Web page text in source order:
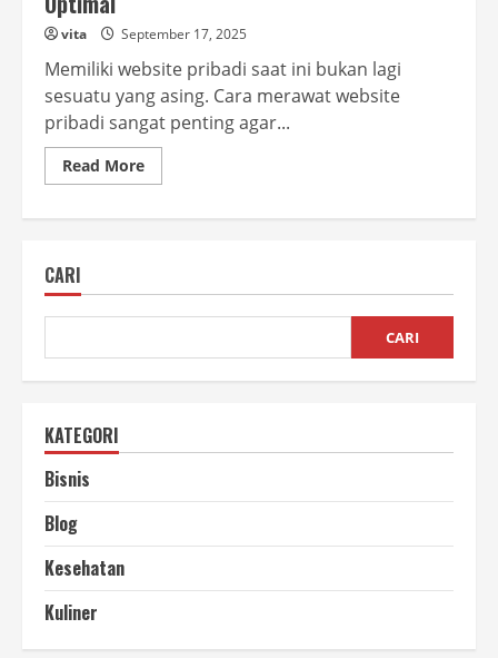
vita September 17, 2025
Memiliki website pribadi saat ini bukan lagi
sesuatu yang asing. Cara merawat website
pribadi sangat penting agar...
Read MoreRead
more
Tetap
CARI
CARI
KATEGORI
Bisnis
Blog
Kesehatan
Kuliner